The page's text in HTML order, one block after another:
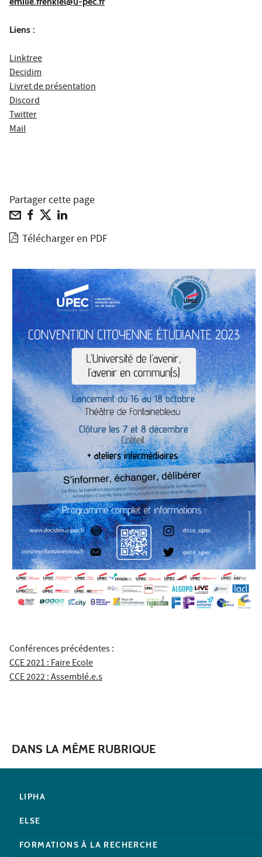
Liens :
Linktree
Decidim
Livret de présentation
Discord
Twitter
Mail
Partager cette page
Télécharger en PDF
Conférences précédentes :
CCE 2021 : Faire Ecole
CCE 2022 : Assemblé.e.s
DANS LA MÊME RUBRIQUE
LIPHA
ELSE
FORMATIONS À LA RECHERCHE